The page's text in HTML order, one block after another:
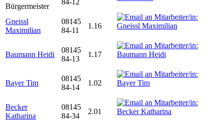
Bürgermeister
84-12
Gneissl
Maximilian
08145
84-11
1.16
Baumann Heidi
08145
84-13
1.17
Bayer Tim
08145
84-14
1.02
Becker
Katharina
08145
84-34
2.01